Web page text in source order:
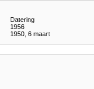
Datering
1956
1950, 6 maart